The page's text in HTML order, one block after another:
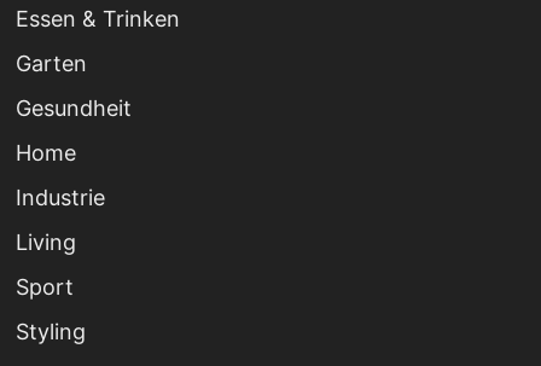
Essen & Trinken
Garten
Gesundheit
Home
Industrie
Living
Sport
Styling